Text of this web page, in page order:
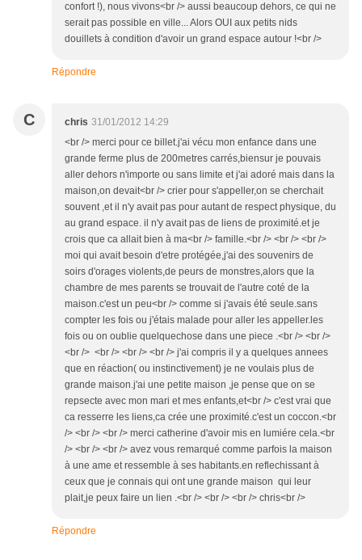
confort !), nous vivons<br /> aussi beaucoup dehors, ce qui ne
serait pas possible en ville... Alors OUI aux petits nids
douillets à condition d'avoir un grand espace autour !<br />
Répondre
C chris 31/01/2012 14:29
<br /> merci pour ce billet.j'ai vécu mon enfance dans une
grande ferme plus de 200metres carrés,biensur je pouvais
aller dehors n'importe ou sans limite et j'ai adoré mais dans la
maison,on devait<br /> crier pour s'appeller,on se cherchait
souvent ,et il n'y avait pas pour autant de respect physique, du
au grand espace. il n'y avait pas de liens de proximité.et je
crois que ca allait bien à ma<br /> famille.<br /> <br /> <br />
moi qui avait besoin d'etre protégée,j'ai des souvenirs de
soirs d'orages violents,de peurs de monstres,alors que la
chambre de mes parents se trouvait de l'autre coté de la
maison.c'est un peu<br /> comme si j'avais été seule.sans
compter les fois ou j'étais malade pour aller les appeller.les
fois ou on oublie quelquechose dans une piece .<br /> <br />
<br /> <br /> <br /> <br /> j'ai compris il y a quelques annees
que en réaction( ou instinctivement) je ne voulais plus de
grande maison.j'ai une petite maison ,je pense que on se
repsecte avec mon mari et mes enfants,et<br /> c'est vrai que
ca resserre les liens,ca crée une proximité.c'est un coccon.<br
/> <br /> <br /> merci catherine d'avoir mis en lumiére cela.<br
/> <br /> <br /> avez vous remarqué comme parfois la maison
à une ame et ressemble à ses habitants.en reflechissant à
ceux que je connais qui ont une grande maison qui leur
plait,je peux faire un lien .<br /> <br /> <br /> chris<br />
Répondre